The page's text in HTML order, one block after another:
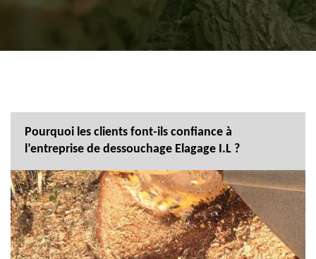
Pourquoi les clients font-ils confiance à
l’entreprise de dessouchage Elagage I.L ?